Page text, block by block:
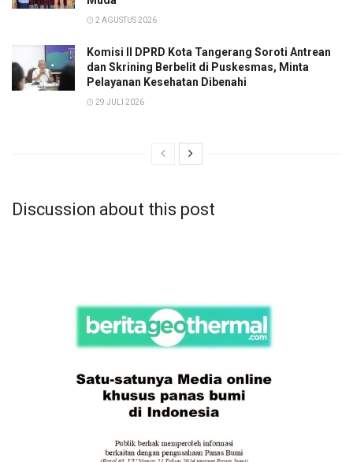
2 AGUSTUS 2026
Komisi II DPRD Kota Tangerang Soroti Antrean
dan Skrining Berbelit di Puskesmas, Minta
Pelayanan Kesehatan Dibenahi
29 JULI 2026
Discussion about this post